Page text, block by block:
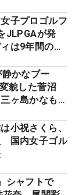
子プロゴルフ
JLPGAが発
は9年間の立
かなブー
貌した菅沼
ヶ島かなも使
ア”】
小祝さくら、
国内女子ゴル
シャフトで